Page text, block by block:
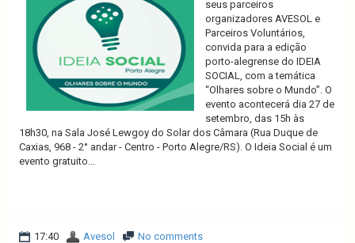
seus parceiros
organizadores AVESOL e
Parceiros Voluntários,
convida para a edição
porto-alegrense do IDEIA
SOCIAL, com a temática
“Olhares sobre o Mundo”. O
evento acontecerá dia 27 de
setembro, das 15h às
18h30, na Sala José Lewgoy do Solar dos Câmara (Rua Duque de
Caxias, 968 - 2° andar - Centro - Porto Alegre/RS). O Ideia Social é um
evento gratuito...
17:40 Avesol No comments